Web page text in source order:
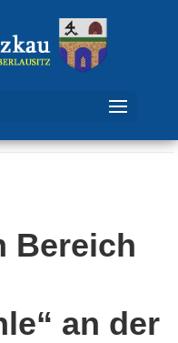
Bereich
an der